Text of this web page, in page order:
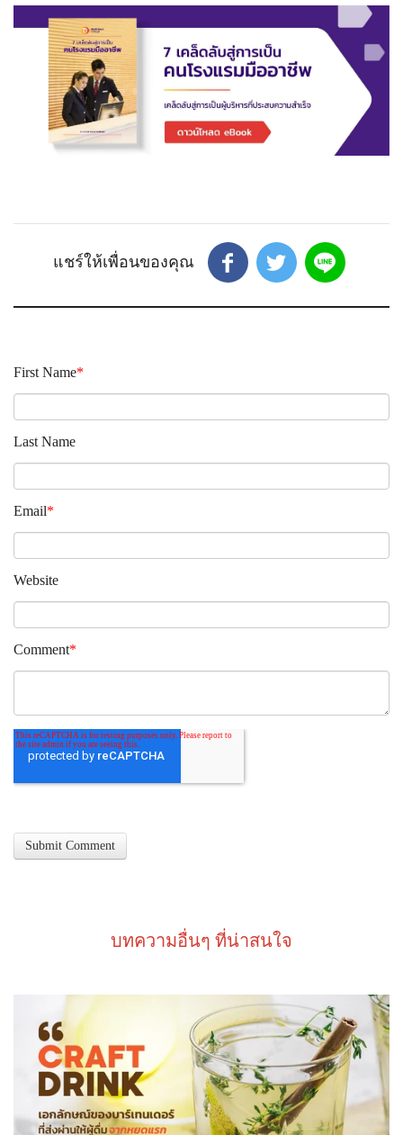
First Name*
Last Name
Email*
Website
Comment*
บทความอื่นๆ ที่น่าสนใจ